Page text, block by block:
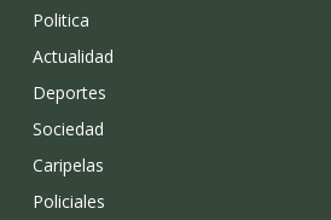
Politica
Actualidad
Deportes
Sociedad
Caripelas
Policiales